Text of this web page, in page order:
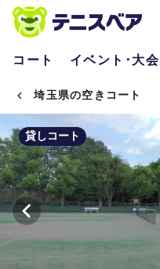
コート イベント･大会
埼玉県の空きコート
貸しコート